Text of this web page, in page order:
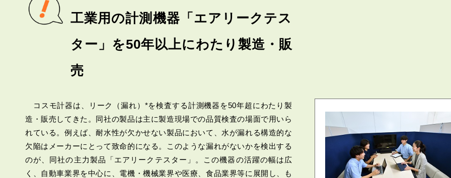
工業用の計測機器「エアリークテス
ター」を50年以上にわたり製造・販
売
コスモ計器は、リーク（漏れ）*を検査する計測機器を50年超にわたり製
造・販売してきた。同社の製品は主に製造現場での品質検査の場面で用いら
れている。例えば、耐水性が欠かせない製品において、水が漏れる構造的な
欠陥はメーカーにとって致命的になる。このような漏れがないかを検出する
のが、同社の主力製品「エアリークテスター」。この機器の活躍の幅は広
く、自動車業界を中心に、電機・機械業界や医療、食品業界等に展開し、も